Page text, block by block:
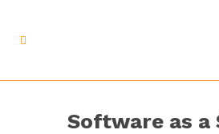
Software as a